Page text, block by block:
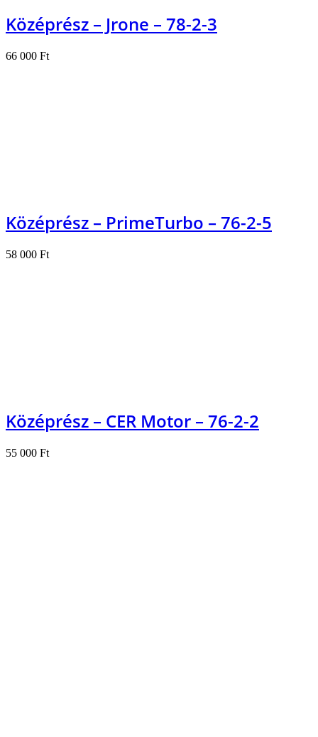
Középrész – Jrone – 78-2-3
66 000 Ft
Középrész – PrimeTurbo – 76-2-5
58 000 Ft
Középrész – CER Motor – 76-2-2
55 000 Ft